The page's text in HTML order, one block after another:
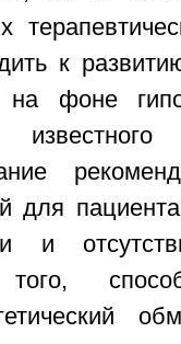
к
на фоне
известного
для
и